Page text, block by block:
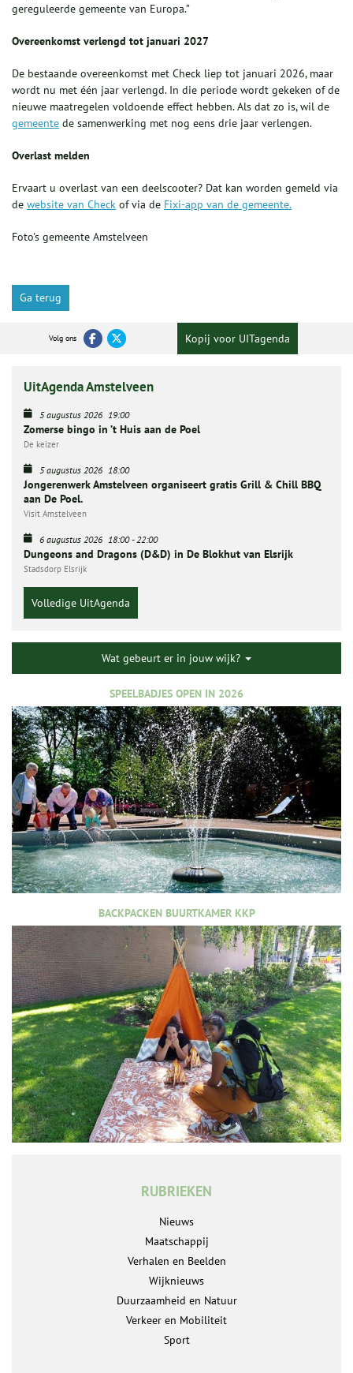
gereguleerde gemeente van Europa.”
Overeenkomst verlengd tot januari 2027
De bestaande overeenkomst met Check liep tot januari 2026, maar
wordt nu met één jaar verlengd. In die periode wordt gekeken of de
nieuwe maatregelen voldoende effect hebben. Als dat zo is, wil de
gemeente de samenwerking met nog eens drie jaar verlengen.
Overlast melden
Ervaart u overlast van een deelscooter? Dat kan worden gemeld via
de website van Check of via de Fixi-app van de gemeente.
Foto's gemeente Amstelveen
Ga terug
Volg ons Kopij voor UITagenda
UitAgenda Amstelveen
5 augustus 2026 19:00
Zomerse bingo in ’t Huis aan de Poel
De keizer
5 augustus 2026 18:00
Jongerenwerk Amstelveen organiseert gratis Grill & Chill BBQ
aan De Poel.
Visit Amstelveen
6 augustus 2026 18:00- 22:00
Dungeons and Dragons (D&D) in De Blokhut van Elsrijk
Stadsdorp Elsrijk
Volledige UitAgenda
Wat gebeurt er in jouw wijk?
SPEELBADJES OPEN IN 2026
BACKPACKEN BUURTKAMER KKP
RUBRIEKEN
Nieuws
Maatschappij
Verhalen en Beelden
Wijknieuws
Duurzaamheid en Natuur
Verkeer en Mobiliteit
Sport